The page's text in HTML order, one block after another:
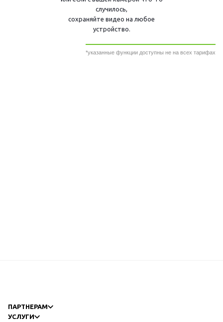
случилось,
сохраняйте видео на любое
устройство.
*указанные функции доступны не на всех тарифах
ПАРТНЕРАМ
УСЛУГИ